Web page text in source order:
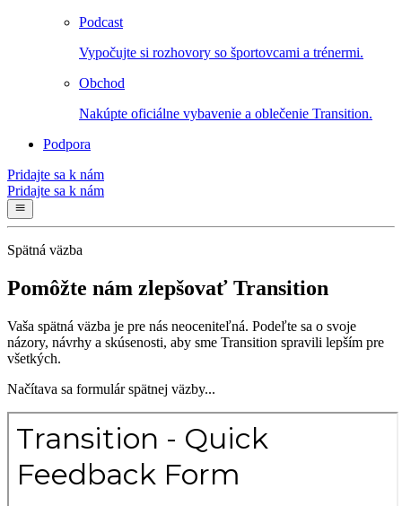
Podcast
Vypočujte si rozhovory so športovcami a trénermi.
Obchod
Nakúpte oficiálne vybavenie a oblečenie Transition.
Podpora
Pridajte sa k nám
Pridajte sa k nám
Spätná väzba
Pomôžte nám zlepšovať Transition
Vaša spätná väzba je pre nás neoceniteľná. Podeľte sa o svoje
názory, návrhy a skúsenosti, aby sme Transition spravili lepším pre
všetkých.
Načítava sa formulár spätnej väzby...